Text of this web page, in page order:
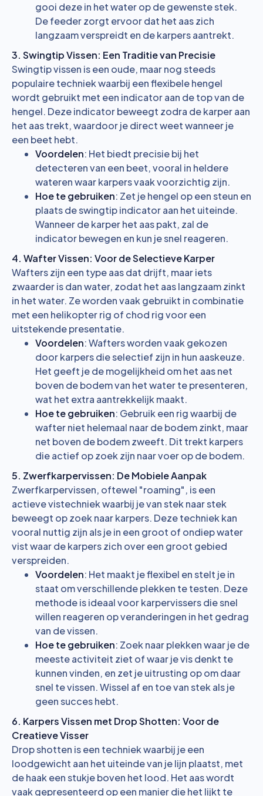
gooi deze in het water op de gewenste stek.
De feeder zorgt ervoor dat het aas zich
langzaam verspreidt en de karpers aantrekt.
3. Swingtip Vissen: Een Traditie van Precisie
Swingtip vissen is een oude, maar nog steeds
populaire techniek waarbij een flexibele hengel
wordt gebruikt met een indicator aan de top van de
hengel. Deze indicator beweegt zodra de karper aan
het aas trekt, waardoor je direct weet wanneer je
een beet hebt.
Voordelen: Het biedt precisie bij het
detecteren van een beet, vooral in heldere
wateren waar karpers vaak voorzichtig zijn.
Hoe te gebruiken: Zet je hengel op een steun en
plaats de swingtip indicator aan het uiteinde.
Wanneer de karper het aas pakt, zal de
indicator bewegen en kun je snel reageren.
4. Wafter Vissen: Voor de Selectieve Karper
Wafters zijn een type aas dat drijft, maar iets
zwaarder is dan water, zodat het aas langzaam zinkt
in het water. Ze worden vaak gebruikt in combinatie
met een helikopter rig of chod rig voor een
uitstekende presentatie.
Voordelen: Wafters worden vaak gekozen
door karpers die selectief zijn in hun aaskeuze.
Het geeft je de mogelijkheid om het aas net
boven de bodem van het water te presenteren,
wat het extra aantrekkelijk maakt.
Hoe te gebruiken: Gebruik een rig waarbij de
wafter niet helemaal naar de bodem zinkt, maar
net boven de bodem zweeft. Dit trekt karpers
die actief op zoek zijn naar voer op de bodem.
5. Zwerfkarpervissen: De Mobiele Aanpak
Zwerfkarpervissen, oftewel "roaming", is een
actieve vistechniek waarbij je van stek naar stek
beweegt op zoek naar karpers. Deze techniek kan
vooral nuttig zijn als je in een groot of ondiep water
vist waar de karpers zich over een groot gebied
verspreiden.
Voordelen: Het maakt je flexibel en stelt je in
staat om verschillende plekken te testen. Deze
methode is ideaal voor karpervissers die snel
willen reageren op veranderingen in het gedrag
van de vissen.
Hoe te gebruiken: Zoek naar plekken waar je de
meeste activiteit ziet of waar je vis denkt te
kunnen vinden, en zet je uitrusting op om daar
snel te vissen. Wissel af en toe van stek als je
geen succes hebt.
6. Karpers Vissen met Drop Shotten: Voor de
Creatieve Visser
Drop shotten is een techniek waarbij je een
loodgewicht aan het uiteinde van je lijn plaatst, met
de haak een stukje boven het lood. Het aas wordt
vaak gepresenteerd op een manier die het lijkt te